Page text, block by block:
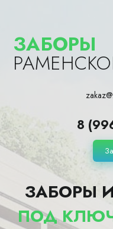
ЗАБОРЫ
8
ЗАБОРЫ
ПОД